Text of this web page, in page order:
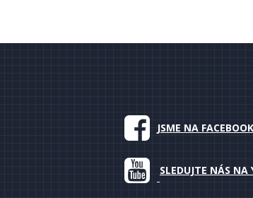
JSME NA
SLEDUJTE NÁS NA